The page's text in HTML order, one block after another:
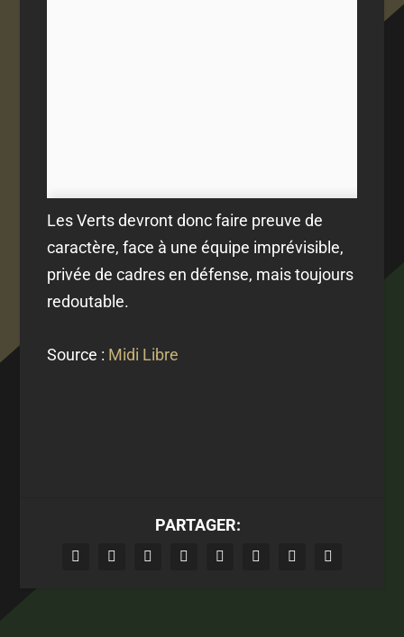
Les Verts devront donc faire preuve de
caractère, face à une équipe imprévisible,
privée de cadres en défense, mais toujours
redoutable.
Source : Midi Libre
PARTAGER: